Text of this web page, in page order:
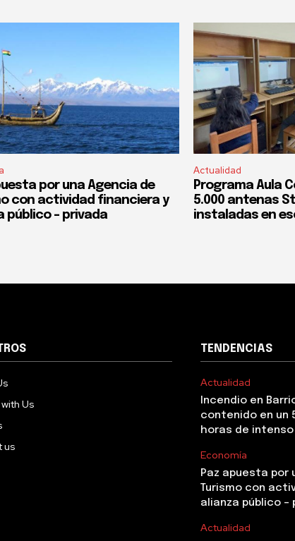
por una Agencia de
con actividad financiera y
público – privada
Actualidad
Programa Aula
5.000 antenas
instaladas en
Us
us
TENDENCIAS
Actualidad
Incendio en
contenido en un
horas de
Economía
Paz apuesta por
Turismo con
alianza público –
Actualidad